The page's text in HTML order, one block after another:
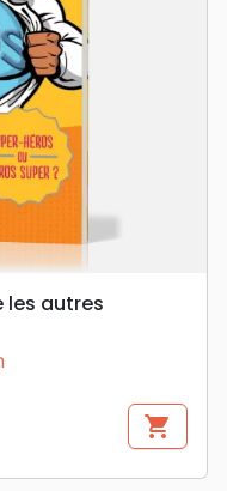
les autres
shopping_cart